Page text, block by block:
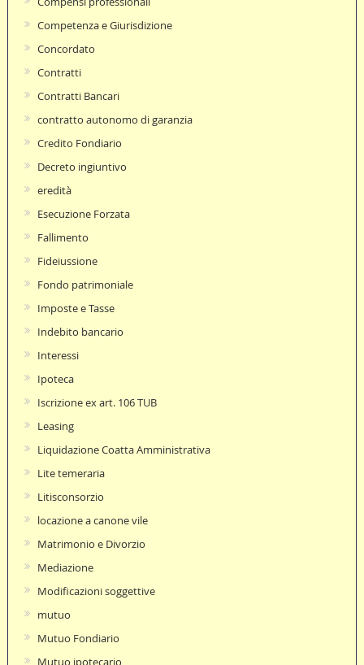
Competenza e Giurisdizione
Concordato
Contratti
Contratti Bancari
contratto autonomo di garanzia
Credito Fondiario
Decreto ingiuntivo
eredità
Esecuzione Forzata
Fallimento
Fideiussione
Fondo patrimoniale
Imposte e Tasse
Indebito bancario
Interessi
Ipoteca
Iscrizione ex art. 106 TUB
Leasing
Liquidazione Coatta Amministrativa
Lite temeraria
Litisconsorzio
locazione a canone vile
Matrimonio e Divorzio
Mediazione
Modificazioni soggettive
mutuo
Mutuo Fondiario
Mutuo ipotecario